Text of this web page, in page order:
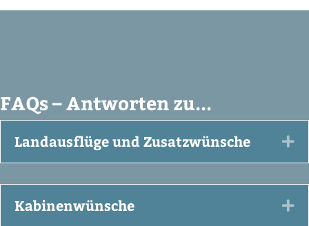
FAQs – Antworten zu...
Landausflüge und Zusatzwünsche
Kabinenwünsche